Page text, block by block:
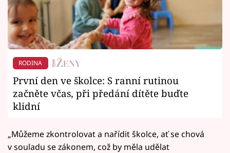
RODINA
První den ve školce: S ranní rutinou
začněte včas, při předání dítěte buďte
klidní
„Můžeme zkontrolovat a nařídit školce, ať se chová
v souladu se zákonem, což by měla udělat